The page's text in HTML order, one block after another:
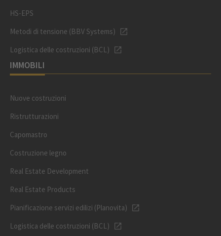
HS-EPS
Metodi di tensione (BBV Systems)
Logistica delle costruzioni (BCL)
IMMOBILI
Nuove costruzioni
Ristrutturazioni
Capomastro
Costruzione legno
Real Estate Development
Real Estate Products
Pianificazione servizi edilizi (Planovita)
Logistica delle costruzioni (BCL)